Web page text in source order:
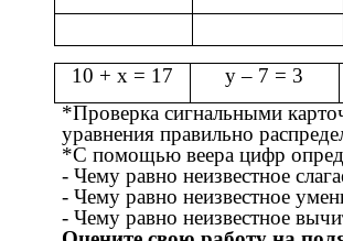
10 + х = 17 у – 7 = 3
*Проверка сигнальными
уравнения правильно
*С помощью веера цифр
- Чему равно неизвестное
- Чему равно неизвестное
- Чему равно неизвестное